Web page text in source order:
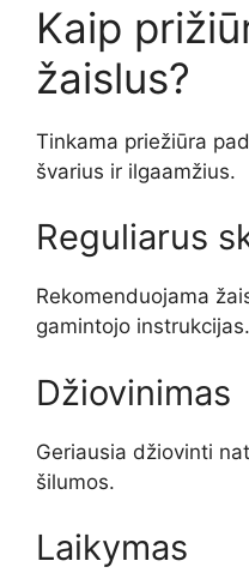
Kaip
žaislus?
Tinkama priežiūra
švarius ir ilgaamžius.
Reguliarus
Rekomenduojama
gamintojo instrukcijas.
Džiovinimas
Geriausia džiovinti
šilumos.
Laikymas